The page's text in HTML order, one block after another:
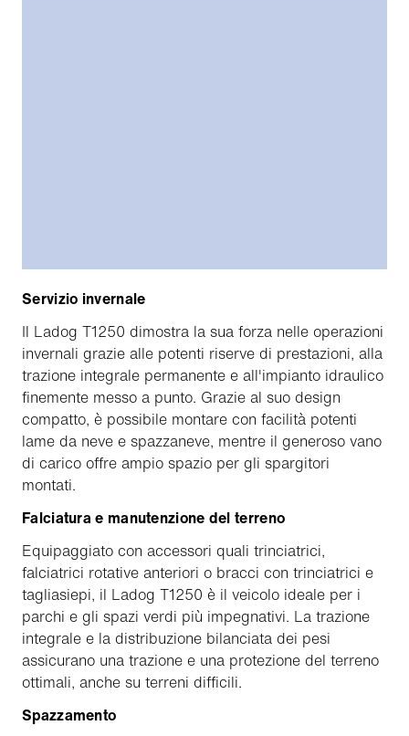
Servizio invernale
Il Ladog T1250 dimostra la sua forza nelle operazioni
invernali grazie alle potenti riserve di prestazioni, alla
trazione integrale permanente e all'impianto idraulico
finemente messo a punto. Grazie al suo design
compatto, è possibile montare con facilità potenti
lame da neve e spazzaneve, mentre il generoso vano
di carico offre ampio spazio per gli spargitori
montati.
Falciatura e manutenzione del terreno
Equipaggiato con accessori quali trinciatrici,
falciatrici rotative anteriori o bracci con trinciatrici e
tagliasiepi, il Ladog T1250 è il veicolo ideale per i
parchi e gli spazi verdi più impegnativi. La trazione
integrale e la distribuzione bilanciata dei pesi
assicurano una trazione e una protezione del terreno
ottimali, anche su terreni difficili.
Spazzamento